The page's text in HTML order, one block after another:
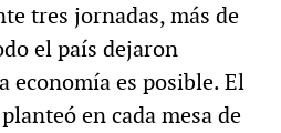
tres jornadas, más de
el país dejaron
economía es posible. El
en cada mesa de